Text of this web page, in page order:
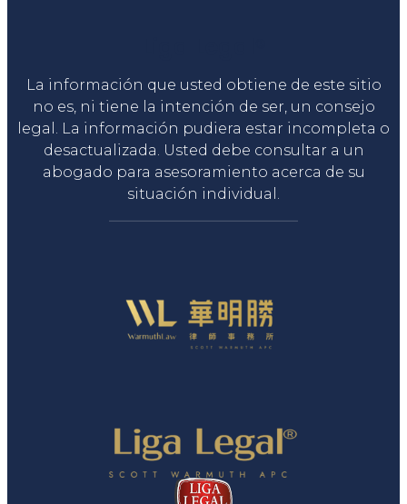
La información que usted obtiene de este sitio
no es, ni tiene la intención de ser, un consejo
legal. La información pudiera estar incompleta o
desactualizada. Usted debe consultar a un
abogado para asesoramiento acerca de su
situación individual.